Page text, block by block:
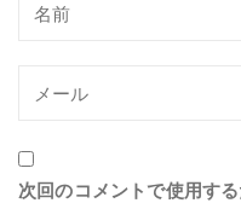
次回のコメントで使用す